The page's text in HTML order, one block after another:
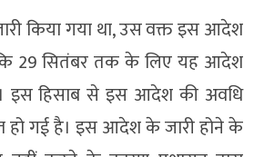
किया गया था, उस वक्त इस आदेश
29 सितंबर तक के लिए यह आदेश
इस हिसाब से इस आदेश की अवधि
हो गई है। इस आदेश के जारी होने के